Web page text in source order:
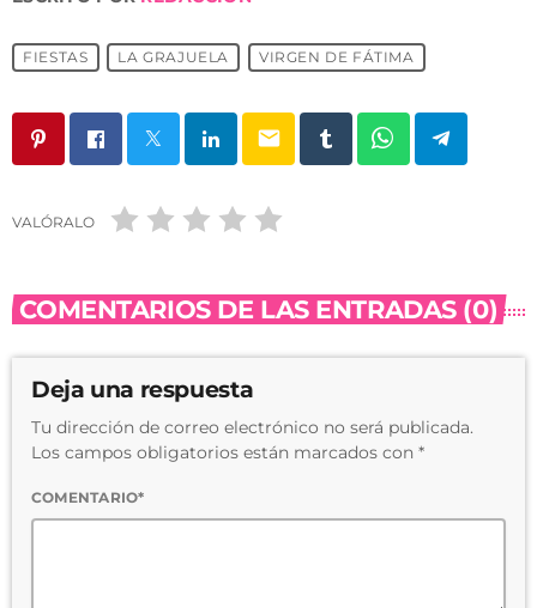
FIESTAS LA GRAJUELA VIRGEN DE FÁTIMA
email
VALÓRALO
COMENTARIOS DE LAS ENTRADAS (0)
Deja una respuesta
Tu dirección de correo electrónico no será publicada.
Los campos obligatorios están marcados con *
COMENTARIO*